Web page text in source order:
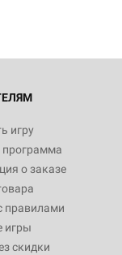
игру
программа
о заказе
правилами
игры
скидки